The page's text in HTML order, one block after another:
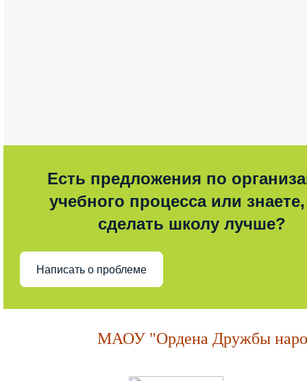
Есть предложения по
учебного процесса или знаете,
сделать школу лучше?
Написать о проблеме
МАОУ "Ордена Дружбы